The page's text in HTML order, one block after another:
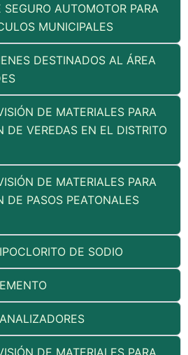
AUTOMOTOR PARA
MUNICIPALES
DESTINADOS AL ÁREA
DE MATERIALES PARA
DE VEREDAS EN EL DISTRITO
DE MATERIALES PARA
DE PASOS PEATONALES
DE SODIO
DE MATERIALES PARA